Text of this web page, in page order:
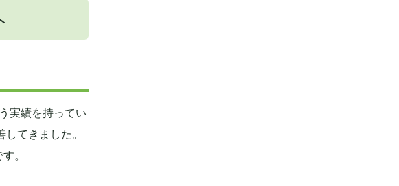
実績を持ってい
てきました。
。